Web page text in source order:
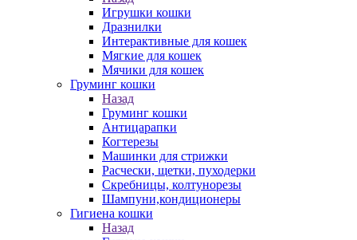
Игрушки кошки
Дразнилки
Интерактивные для кошек
Мягкие для кошек
Мячики для кошек
Груминг кошки
Назад
Груминг кошки
Антицарапки
Когтерезы
Машинки для стрижки
Расчески, щетки, пуходерки
Скребницы, колтунорезы
Шампуни,кондиционеры
Гигиена кошки
Назад